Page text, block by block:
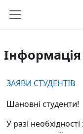
Бокова
ЗАЯВИ СТУДЕНТІВ
Шановні студенти!
У разі